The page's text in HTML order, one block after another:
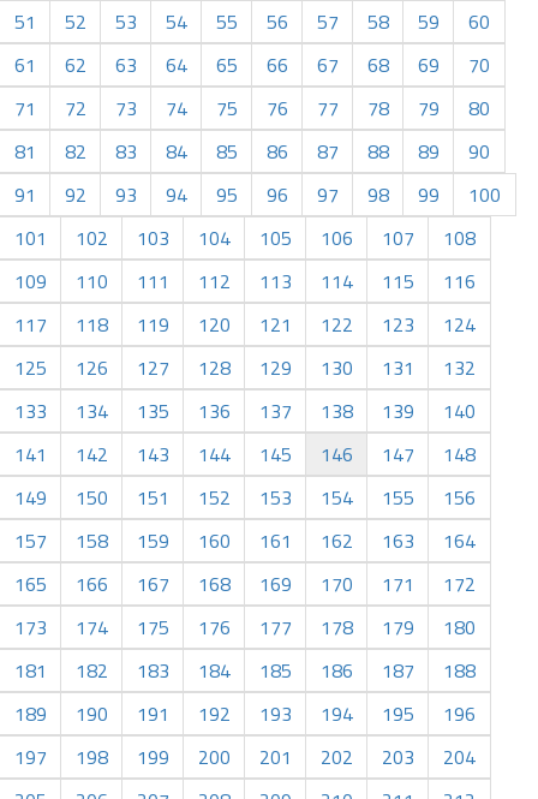
51
52 53 54 55 56 57 58 59
60
61
62 63 64 65 66 67 68 69
70
71
72 73 74 75 76 77 78 79
80
81
82 83 84 85 86 87 88 89
90
91
92 93 94 95 96 97 98 99
100
101
102 103 104 105 106 107
108
109
110 111 112 113 114 115
116
117
118 119 120 121 122 123
124
125
126 127 128 129 130 131
132
133
134 135 136 137 138 139
140
141
142 143 144 145 146 147
148
149
150 151 152 153 154 155
156
157
158 159 160 161 162 163
164
165
166 167 168 169 170 171
172
173
174 175 176 177 178 179
180
181
182 183 184 185 186 187
188
189
190 191 192 193 194 195
196
197
198 199 200 201 202 203
204